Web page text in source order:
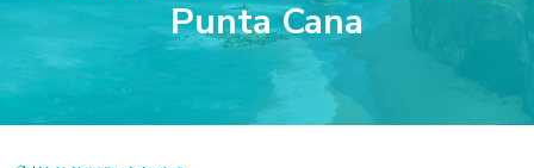
Punta Cana